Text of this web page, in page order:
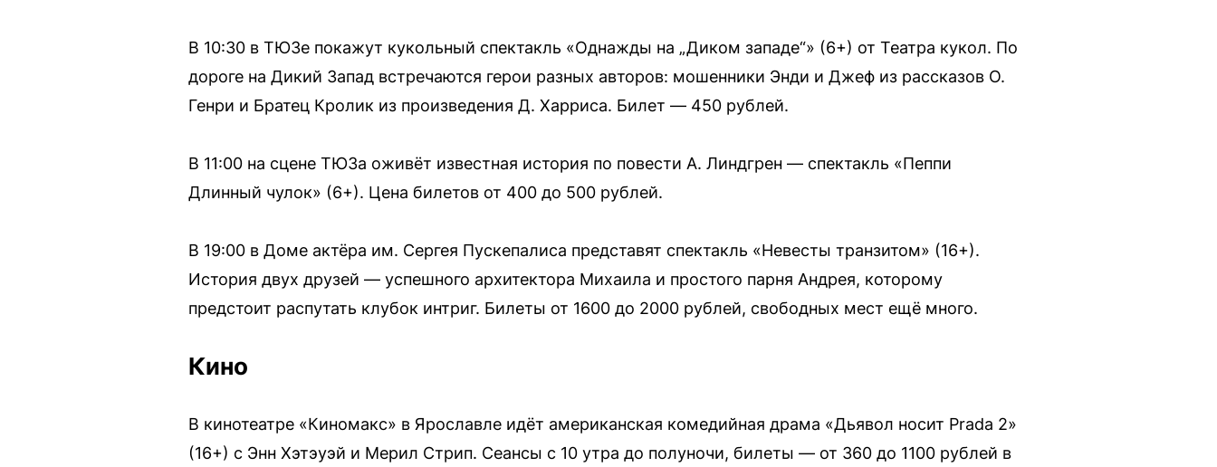
В 10:30 в ТЮЗе покажут кукольный спектакль «Однажды на „Диком западе“» (6+) от Театра кукол. По
дороге на Дикий Запад встречаются герои разных авторов: мошенники Энди и Джеф из рассказов О.
Генри и Братец Кролик из произведения Д. Харриса. Билет — 450 рублей.
В 11:00 на сцене ТЮЗа оживёт известная история по повести А. Линдгрен — спектакль «Пеппи
Длинный чулок» (6+). Цена билетов от 400 до 500 рублей.
В 19:00 в Доме актёра им. Сергея Пускепалиса представят спектакль «Невесты транзитом» (16+).
История двух друзей — успешного архитектора Михаила и простого парня Андрея, которому
предстоит распутать клубок интриг. Билеты от 1600 до 2000 рублей, свободных мест ещё много.
Кино
В кинотеатре «Киномакс» в Ярославле идёт американская комедийная драма «Дьявол носит Prada 2»
(16+) с Энн Хэтэуэй и Мерил Стрип. Сеансы с 10 утра до полуночи, билеты — от 360 до 1100 рублей в